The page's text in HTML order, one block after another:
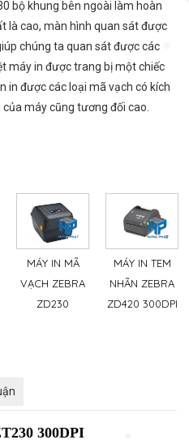
bộ khung bên ngoài làm hoàn
là cao, màn hình quan sát được
chúng ta quan sát được các
máy in được trang bị một chiếc
in được các loại mã vạch có kích
máy cũng tương đối cao.
MÁY IN MÃ
VẠCH ZEBRA
ZD230
MÁY IN TEM
NHÃN ZEBRA
ZD420 300DPI
300DPI